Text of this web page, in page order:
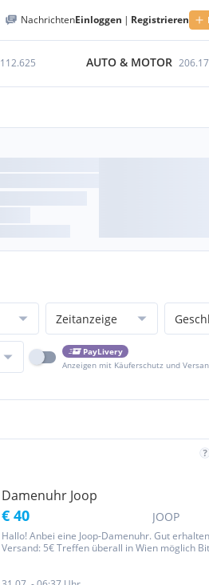
NachrichtenEinloggen | Registrieren
112.625 AUTO & MOTOR
Zeitanzeige
PayLivery
Anzeigen mit Käuferschutz und
Damenuhr Joop
€ 40 JOOP
Hallo! Anbei eine Joop-Damenuhr. Gut
Versand: 5€ Treffen überall in Wien möglich